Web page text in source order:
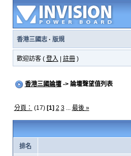
香港三國志· 版規
歡迎訪客 ( 登入 註冊)
香港三國論壇-> 論壇聲望值列表
分頁： (17) [1] 2 3... 最後 »
排名